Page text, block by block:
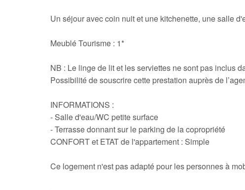
Un séjour avec coin nuit et une kitchenette, une salle
Meublé Tourisme : 1*
NB : Le linge de lit et les serviettes ne sont pas inclus
Possibilité de souscrire cette prestation auprès de
INFORMATIONS :
- Salle d'eau/WC petite surface
- Terrasse donnant sur le parking de la copropriété
CONFORT et ETAT de l'appartement : Simple
Ce logement n'est pas adapté pour les personnes à